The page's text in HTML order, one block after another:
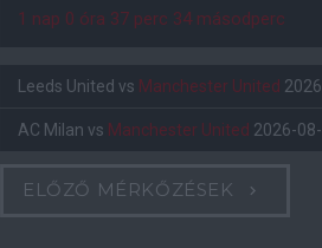
1 nap 0 óra 37 perc 33 másodperc
Leeds United vs Manchester United
AC Milan vs Manchester United 2026-
ELŐZŐ MÉRKŐZÉSEK